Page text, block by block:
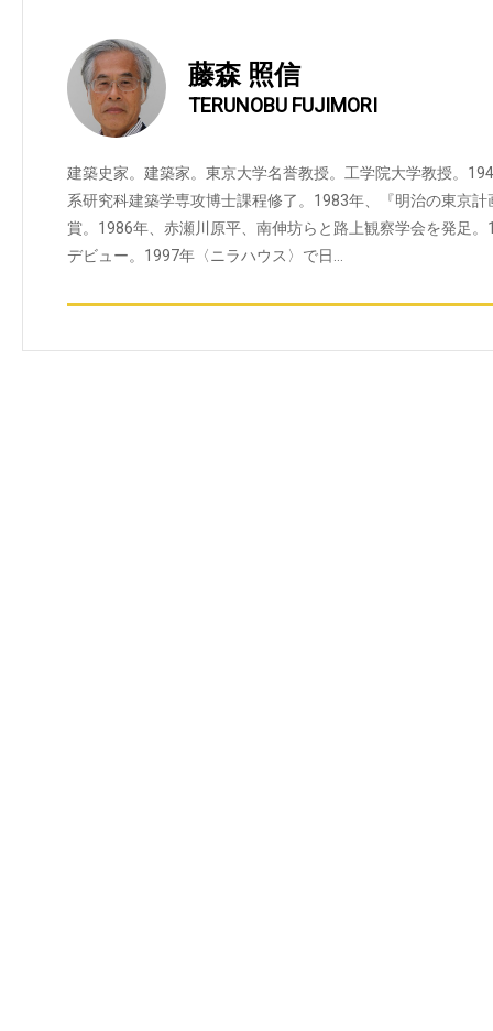
藤森 照信
TERUNOBU FUJIMORI
建築史家。建築家。東京大学名誉教授。工学院大学教授。
系研究科建築学専攻博士課程修了。1983年、『明治の東京
賞。1986年、赤瀬川原平、南伸坊らと路上観察学会を発足
デビュー。1997年〈ニラハウス〉で日…